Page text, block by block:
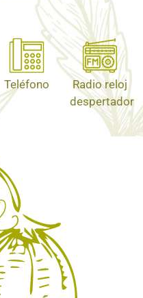
Teléfono
Radio reloj
despertador